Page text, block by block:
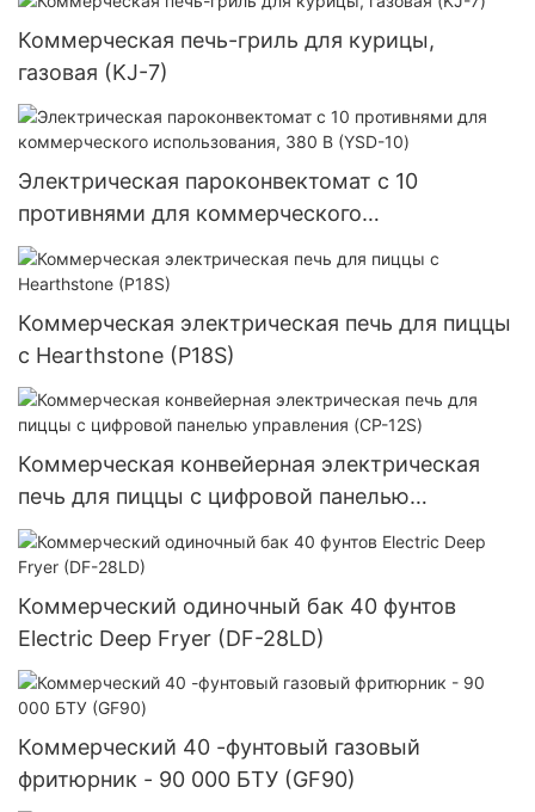
Коммерческая печь-гриль для курицы,
газовая (KJ-7)
Электрическая пароконвектомат с 10
противнями для коммерческого
использования, 380 В (YSD-10)
Коммерческая электрическая печь для пиццы
с Hearthstone (P18S)
Коммерческая конвейерная электрическая
печь для пиццы с цифровой панелью
управления (CP-12S)
Коммерческий одиночный бак 40 фунтов
Electric Deep Fryer (DF-28LD)
Коммерческий 40 -фунтовый газовый
фритюрник - 90 000 БТУ (GF90)